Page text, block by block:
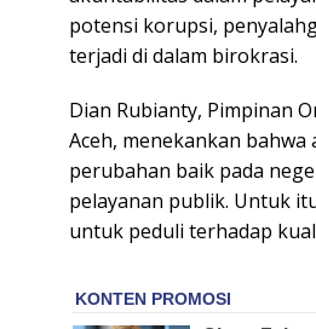
potensi korupsi,
terjadi di dalam birokrasi.
Dian Rubianty, Pimpinan
Aceh, menekankan
perubahan baik pada
pelayanan publik. Untuk
untuk peduli terhadap